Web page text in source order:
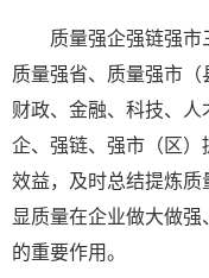
质量强企强链强
质量强省、质量强市（
财政、金融、科技、
企、强链、强市（区
效益，及时总结提炼
显质量在企业做大做
的重要作用。